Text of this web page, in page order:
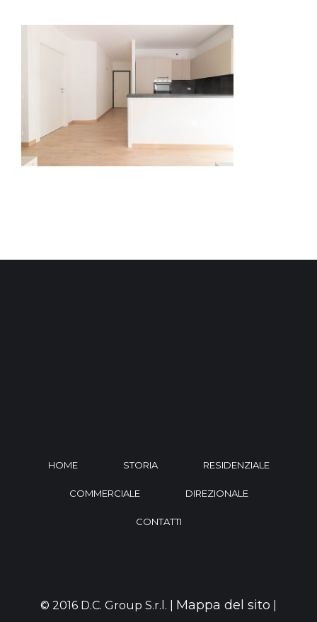
HOME STORIA RESIDENZIALE
COMMERCIALE DIREZIONALE
CONTATTI
© 2016 D.C. Group S.r.l. | Mappa del sito